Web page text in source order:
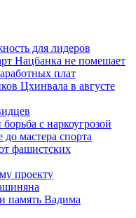
для лидеров
Нацбанка не помешает
плат
Цхинвала в августе
с наркоугрозой
мастера спорта
фашистских
проекту
память Вадима